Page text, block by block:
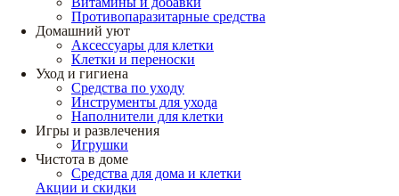
Противопаразитарные средства
Домашний уют
Аксессуары для клетки
Клетки и переноски
Уход и гигиена
Средства по уходу
Инструменты для ухода
Наполнители для клетки
Игры и развлечения
Игрушки
Чистота в доме
Средства для дома и клетки
Акции и скидки